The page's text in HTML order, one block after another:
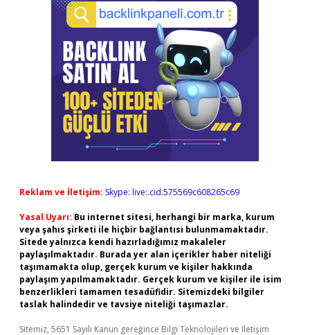
Reklam ve İletişim: Skype: live:.cid.575569c608265c69
Yasal Uyarı: Bu internet sitesi, herhangi bir marka, kurum
veya şahıs şirketi ile hiçbir bağlantısı bulunmamaktadır.
Sitede yalnızca kendi hazırladığımız makaleler
paylaşılmaktadır. Burada yer alan içerikler haber niteliği
taşımamakta olup, gerçek kurum ve kişiler hakkında
paylaşım yapılmamaktadır. Gerçek kurum ve kişiler ile isim
benzerlikleri tamamen tesadüfidir. Sitemizdeki bilgiler
taslak halindedir ve tavsiye niteliği taşımazlar.
Sitemiz, 5651 Sayılı Kanun gereğince Bilgi Teknolojileri ve İletişim